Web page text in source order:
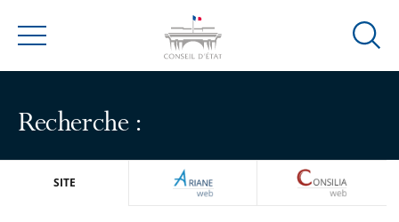
Menu
Ouvrir
Recherche :
SITE ARIANEWEB